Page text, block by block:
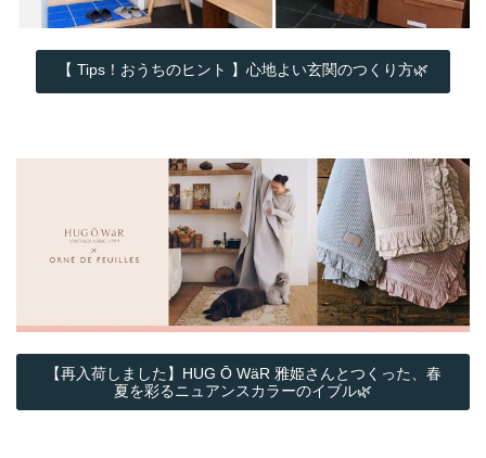
【 Tips！おうちのヒント 】心地よい玄関のつくり方🌿
【再入荷しました】HUG Ō WäR 雅姫さんとつくった、春
夏を彩るニュアンスカラーのイブル🌿